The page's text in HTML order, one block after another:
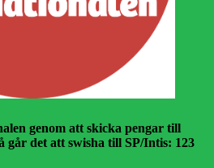
genom att skicka pengar till
går det att swisha till SP/Intis: 123